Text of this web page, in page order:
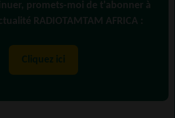
promets-moi de t'abonner à
RADIOTAMTAM AFRICA :
Cliquez ici